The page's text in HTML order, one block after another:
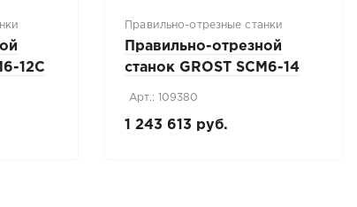
12C
Правильно-отрезные станки
Правильно-отрезной
станок GROST SCM6-14
Арт.: 109380
1 243 613 руб.